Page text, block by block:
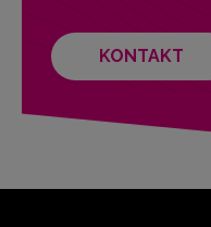
KONTAKT